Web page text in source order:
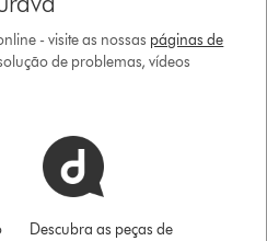
- visite as nossas páginas de
de problemas, vídeos
Descubra as peças de